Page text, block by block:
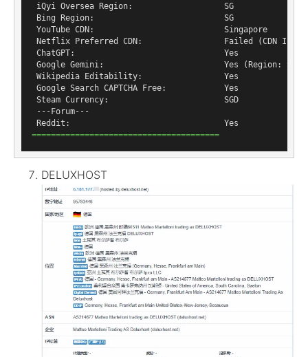
iQyi Oversea Region:                   SG
Bing Region:                           SG
YouTube CDN:                           Singapore
Netflix Preferred CDN:                 Failed (CDN IP Not
ChatGPT:                               Yes
Google Gemini:                         Yes (Region: SGP)
Wikipedia Editability:                 Yes
Google Search CAPTCHA Free:            Yes
Steam Currency:                        SGD
---Forum---
=======================================
DELUXHOST